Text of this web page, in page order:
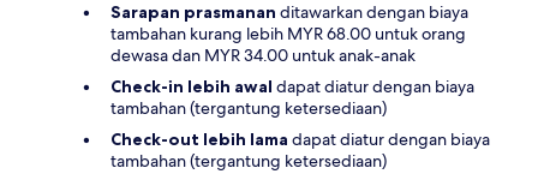
Sarapan prasmanan ditawarkan dengan biaya
tambahan kurang lebih MYR 68.00 untuk orang
dewasa dan MYR 34.00 untuk anak-anak
Check-in lebih awal dapat diatur dengan biaya
tambahan (tergantung ketersediaan)
Check-out lebih lama dapat diatur dengan biaya
tambahan (tergantung ketersediaan)